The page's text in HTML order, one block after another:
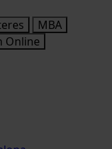
MBA
Online